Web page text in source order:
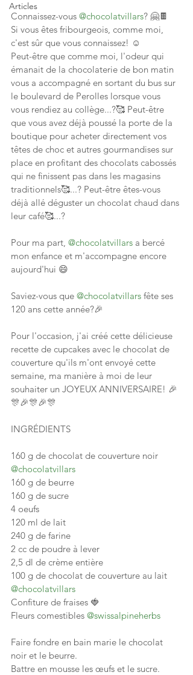
Articles
Connaissez-vous @chocolatvillars? 🤗🍫
Si vous êtes fribourgeois, comme moi,
c'est sûr que vous connaissez! ☺
Peut-être que comme moi, l'odeur qui
émanait de la chocolaterie de bon matin
vous a accompagné en sortant du bus sur
le boulevard de Perolles lorsque vous
vous rendiez au collège...?🥰 Peut-être
que vous avez déjà poussé la porte de la
boutique pour acheter directement vos
têtes de choc et autres gourmandises sur
place en profitant des chocolats cabossés
qui ne finissent pas dans les magasins
traditionnels🥰...? Peut-être êtes-vous
déjà allé déguster un chocolat chaud dans
leur café🥰...?
Pour ma part, @chocolatvillars a bercé
mon enfance et m'accompagne encore
aujourd'hui 😄
Saviez-vous que @chocolatvillars fête ses
120 ans cette année?🎉
Pour l'occasion, j'ai créé cette délicieuse
recette de cupcakes avec le chocolat de
couverture qu'ils m'ont envoyé cette
semaine, ma manière à moi de leur
souhaiter un JOYEUX ANNIVERSAIRE! 🎉
🎊🎉🎊🎉🎊
INGRÉDIENTS
160 g de chocolat de couverture noir
@chocolatvillars
160 g de beurre
160 g de sucre
4 oeufs
120 ml de lait
240 g de farine
2 cc de poudre à lever
2,5 dl de crème entière
100 g de chocolat de couverture au lait
@chocolatvillars
Confiture de fraises 🍓
Fleurs comestibles @swissalpineherbs
Faire fondre en bain marie le chocolat
noir et le beurre.
Battre en mousse les œufs et le sucre.